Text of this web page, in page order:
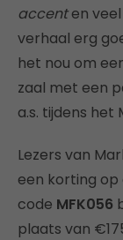
accenten
verhaal erg
het nou om
zaal met een
a.s. tijdens het
Lezers van
een korting op
code MFK056
plaats van